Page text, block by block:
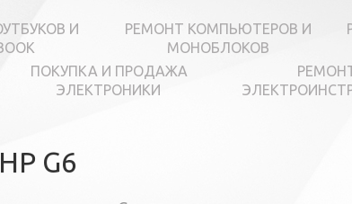
И
РЕМОНТ КОМПЬЮТЕРОВ И
МОНОБЛОКОВ
ПОКУПКА И ПРОДАЖА
ЭЛЕКТРОНИКИ
G6